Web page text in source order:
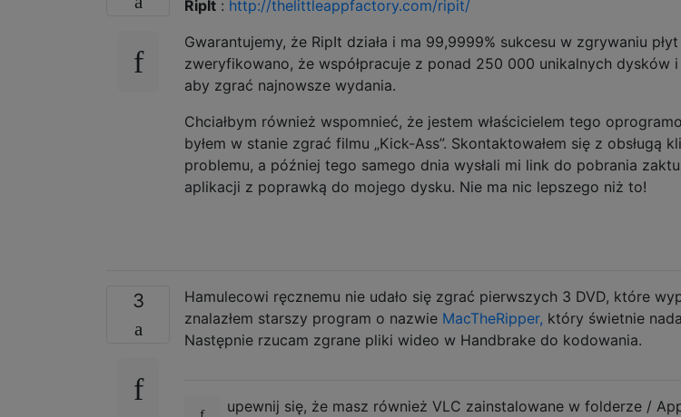
RipIt : http://thelittleappfactory.com/ripit/
Gwarantujemy, że RipIt działa i ma 99,9999% sukcesu w zgrywaniu
zweryfikowano, że współpracuje z ponad 250 000 unikalnych dysków
aby zgrać najnowsze wydania.
Chciałbym również wspomnieć, że jestem właścicielem tego
byłem w stanie zgrać filmu „Kick-Ass”. Skontaktowałem się z obsługą
problemu, a później tego samego dnia wysłali mi link do pobrania
aplikacji z poprawką do mojego dysku. Nie ma nic lepszego niż to!
3
Hamulecowi ręcznemu nie udało się zgrać pierwszych 3 DVD, które
znalazłem starszy program o nazwie MacTheRipper, który świetnie
Następnie rzucam zgrane pliki wideo w Handbrake do kodowania.
upewnij się, że masz również VLC zainstalowane w folderze /